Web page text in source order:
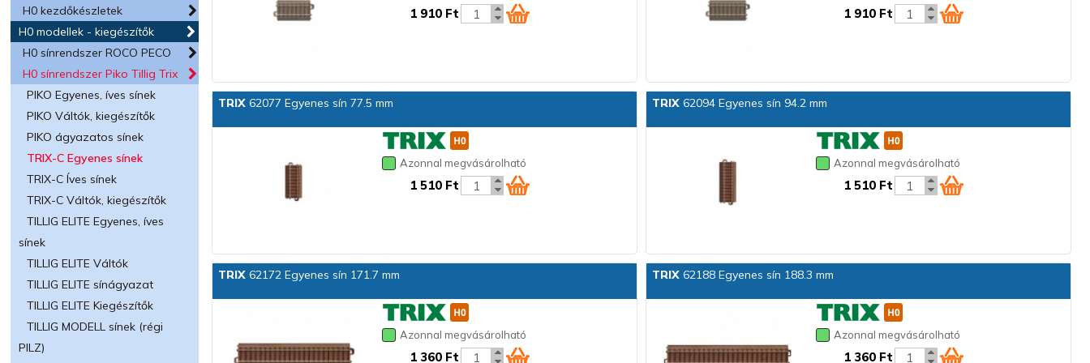
H0 kezdőkészletek
H0 modellek - kiegészítők
H0 sínrendszer ROCO PECO
H0 sínrendszer Piko Tillig Trix
PIKO Egyenes, íves sínek
PIKO Váltók, kiegészítők
PIKO ágyazatos sínek
TRIX-C Egyenes sínek
TRIX-C Íves sínek
TRIX-C Váltók, kiegészítők
TILLIG ELITE Egyenes, íves
sínek
TILLIG ELITE Váltók
TILLIG ELITE sínágyazat
TILLIG ELITE Kiegészítők
TILLIG MODELL sínek (régi
PILZ)
1 910 Ft 1 910 Ft
TRIX 62077 Egyenes sín 77.5 mm
Azonnal megvásárolható
1 510 Ft
TRIX62094 Egyenes sín 94.2 mm
Azonnal megvásárolható
1 510 Ft
TRIX 62172 Egyenes sín 171.7 mm
Azonnal megvásárolható
1 360 Ft
TRIX62188 Egyenes sín 188.3 mm
Azonnal megvásárolható
1 360 Ft